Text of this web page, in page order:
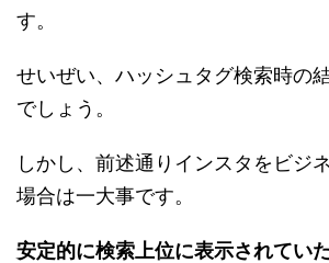
す。
せいぜい、ハッシュタグ検索時の
でしょう。
しかし、前述通りインスタをビジ
場合は一大事です。
安定的に検索上位に表示されていた